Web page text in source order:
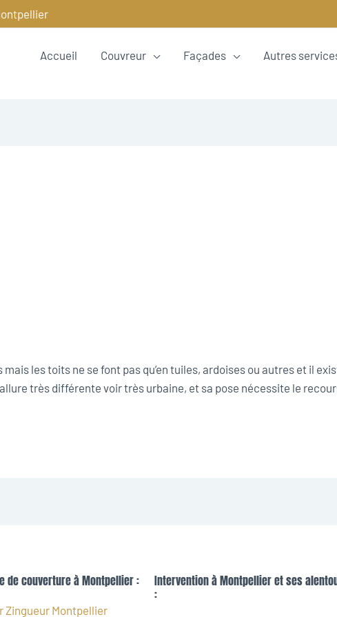
Accueil Couvreur Façades Autres
les toits ne se font pas qu’en tuiles, ardoises ou autres et il
très différente voir très urbaine, et sa pose nécessite le
de couverture à Montpellier :
Zingueur Montpellier
Intervention à Montpellier et ses
: